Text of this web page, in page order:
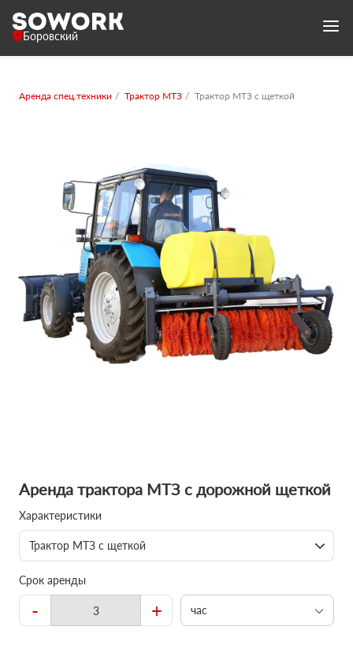
Боровский
Аренда спец.техники Трактор МТЗ Трактор МТЗ с щеткой
Аренда трактора МТЗ с дорожной щеткой
Характеристики
Трактор МТЗ с щеткой
Срок аренды
- + час